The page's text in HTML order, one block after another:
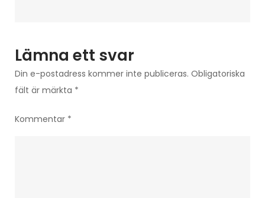
Lämna ett svar
Din e-postadress kommer inte publiceras. Obligatoriska
fält är märkta *
Kommentar *